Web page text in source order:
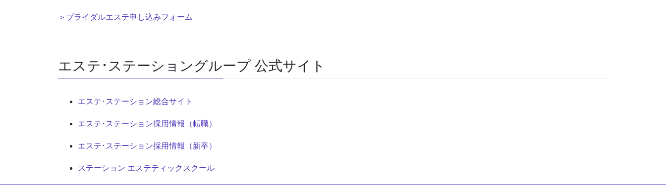
＞ブライダルエステ申し込みフォーム
エステ･ステーショングループ 公式サイト
エステ･ステーション総合サイト
エステ･ステーション採用情報（転職）
エステ･ステーション採用情報（新卒）
ステーション エステティックスクール